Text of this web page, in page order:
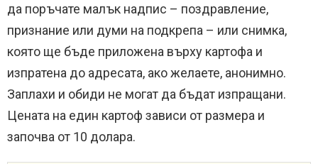
да поръчате малък надпис – поздравление,
признание или думи на подкрепа – или снимка,
която ще бъде приложена върху картофа и
изпратена до адресата, ако желаете, анонимно.
Заплахи и обиди не могат да бъдат изпращани.
Цената на един картоф зависи от размера и
започва от 10 долара.